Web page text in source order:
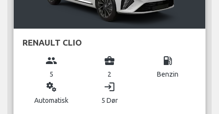
RENAULT CLIO
group
5
business_center
2
local_gas_station
Benzin
miscellaneous_services
Automatisk
login
5 Dør